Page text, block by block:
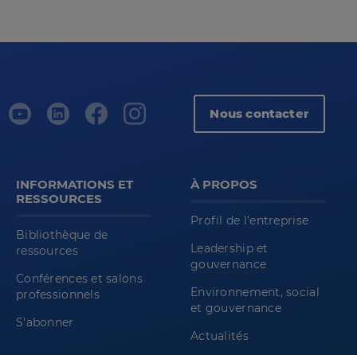
Nous contacter
INFORMATIONS ET
RESSOURCES
Bibliothèque de
ressources
Conférences et salons
professionnels
S'abonner
À PROPOS
Profil de l'entreprise
Leadership et
gouvernance
Environnement, social
et gouvernance
Actualités